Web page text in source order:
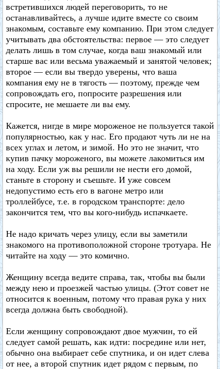
встретившихся людей переговорить, то не
останавливайтесь, а лучше идите вместе со своим
знакомым, составьте ему компанию. При этом следует
учитывать два обстоятельства: первое — это следует
делать лишь в том случае, когда ваш знакомый или
старше вас или весьма уважаемый и занятой человек;
второе — если вы твердо уверены, что ваша
компания ему не в тягость — поэтому, прежде чем
сопровождать его, попросите разрешения или
спросите, не мешаете ли вы ему.
Кажется, нигде в мире мороженое не пользуется такой
популярностью, как у нас. Его продают чуть ли не на
всех углах и летом, и зимой. Но это не значит, что
купив пачку мороженого, вы можете лакомиться им
на ходу. Если уж вы решили не нести его домой,
станьте в сторону и съешьте. И уже совсем
недопустимо есть его в вагоне метро или
троллейбусе, т.е. в городском транспорте: дело
закончится тем, что вы кого-нибудь испачкаете.
Не надо кричать через улицу, если вы заметили
знакомого на противоположной стороне тротуара. Не
читайте на ходу — это комично.
Женщину всегда ведите справа, так, чтобы вы были
между нею и проезжей частью улицы. (Этот совет не
относится к военным, потому что правая рука у них
всегда должна быть свободной).
Если женщину сопровождают двое мужчин, то ей
следует самой решать, как идти: посредине или нет,
обычно она выбирает себе спутника, и он идет слева
от нее, а второй спутник идет рядом с первым, по